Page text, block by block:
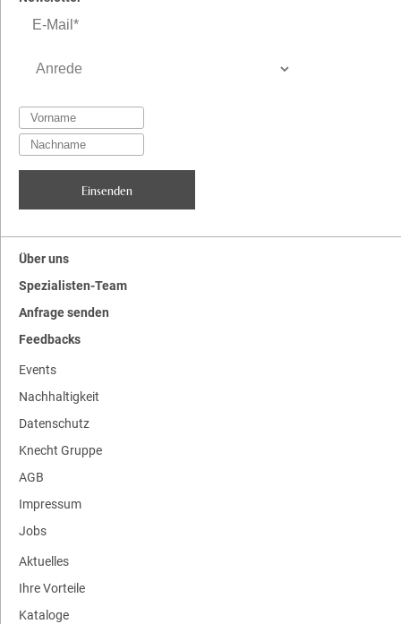
Über uns
Spezialisten-Team
Anfrage senden
Feedbacks
Events
Nachhaltigkeit
Datenschutz
Knecht Gruppe
AGB
Impressum
Jobs
Aktuelles
Ihre Vorteile
Kataloge